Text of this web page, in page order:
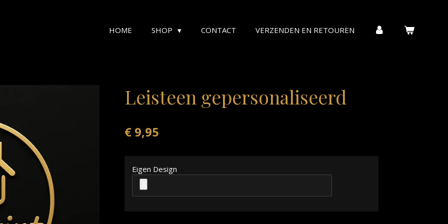
HOME SHOP CONTACT VERZENDEN EN RETOUREN
Leisteen gepersonaliseerd
€ 9,95
Eigen Design